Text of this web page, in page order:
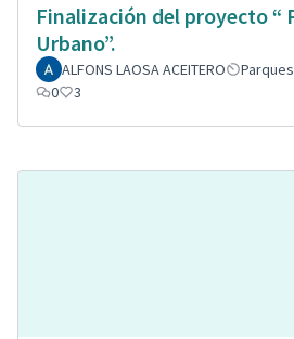
Finalización del proyecto “
Urbano”.
ALFONS LAOSA ACEITERO
0
3